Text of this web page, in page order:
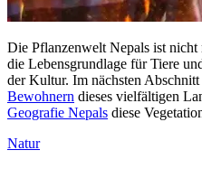
Die Pflanzenwelt Nepals ist nicht
die Lebensgrundlage für Tiere
der Kultur. Im nächsten
Bewohnern dieses vielfältigen
Geografie Nepals diese
Natur